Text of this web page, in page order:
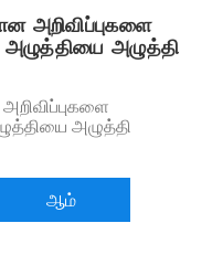
செய்ததையிட்டு நான் அல்ல
என ஒரேயடியாகவே
தெளிவாகின்றது. சம்பவம்
இருந்தவருக்குத
கைக்குப் பின்னால் மறைந்து
கட்டுடைக்க முடியாது
சிலதை மற்றவர் மீது
அறிவிப்புகளை
அழுத்தியை அழுத்தி
அழுத்தி
ஆம்